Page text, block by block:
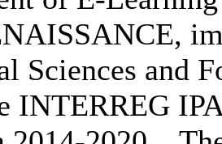
Sciences and
INTERREG